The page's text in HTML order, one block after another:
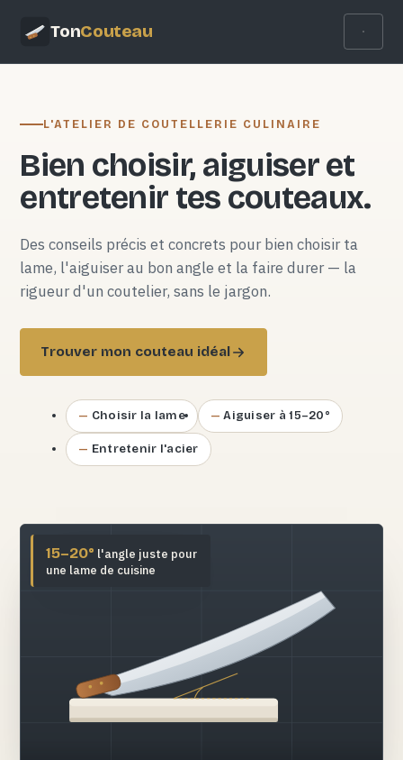
TonCouteau
L'ATELIER DE COUTELLERIE CULINAIRE
Bien choisir, aiguiser et
entretenir tes couteaux.
Des conseils précis et concrets pour bien choisir ta
lame, l'aiguiser au bon angle et la faire durer — la
rigueur d'un coutelier, sans le jargon.
Trouver mon couteau idéal
Choisir la lame Aiguiser à 15–20°
Entretenir l'acier
15–20° l'angle juste pour
une lame de cuisine